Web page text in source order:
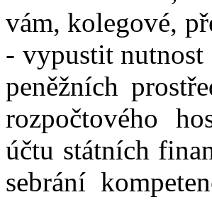
vám, kolegové,
- vypustit nutnost
peněžních
rozpočtového
účtu státních
sebrání